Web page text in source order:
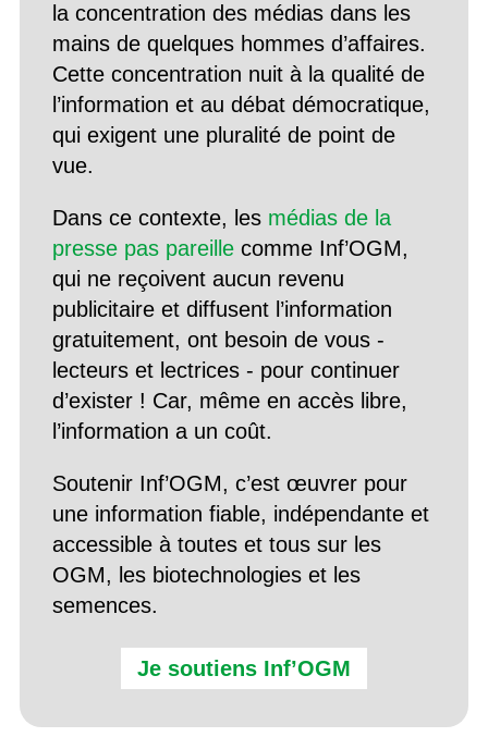
la concentration des médias dans les
mains de quelques hommes d’affaires.
Cette concentration nuit à la qualité de
l’information et au débat démocratique,
qui exigent une pluralité de point de
vue.
Dans ce contexte, les médias de la
presse pas pareillecomme Inf’OGM,
qui ne reçoivent aucun revenu
publicitaire et diffusent l’information
gratuitement, ont besoin de vous -
lecteurs et lectrices - pour continuer
d’exister ! Car, même en accès libre,
l’information a un coût.
Soutenir Inf’OGM, c’est œuvrer pour
une information fiable, indépendante et
accessible à toutes et tous sur les
OGM, les biotechnologies et les
semences.
Je soutiens Inf’OGM